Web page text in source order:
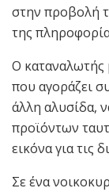
στην προβολή
της
Ο καταναλωτής
που αγοράζει
άλλη αλυσίδα,
προϊόντων
εικόνα για τις
Σε ένα